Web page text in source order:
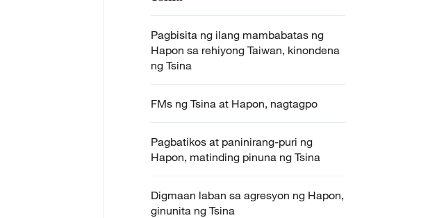
Pagbisita ng ilang mambabatas ng
Hapon sa rehiyong Taiwan, kinondena
ng Tsina
FMs ng Tsina at Hapon, nagtagpo
Pagbatikos at paninirang-puri ng
Hapon, matinding pinuna ng Tsina
Digmaan laban sa agresyon ng Hapon,
ginunita ng Tsina